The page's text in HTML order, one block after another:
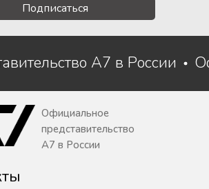
Подписаться
A7 в России
Официальное
представительство
A7 в России